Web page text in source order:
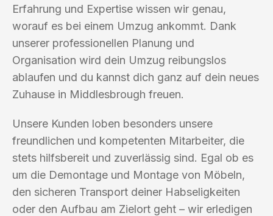
Erfahrung und Expertise wissen wir genau,
worauf es bei einem Umzug ankommt. Dank
unserer professionellen Planung und
Organisation wird dein Umzug reibungslos
ablaufen und du kannst dich ganz auf dein neues
Zuhause in Middlesbrough freuen.
Unsere Kunden loben besonders unsere
freundlichen und kompetenten Mitarbeiter, die
stets hilfsbereit und zuverlässig sind. Egal ob es
um die Demontage und Montage von Möbeln,
den sicheren Transport deiner Habseligkeiten
oder den Aufbau am Zielort geht – wir erledigen